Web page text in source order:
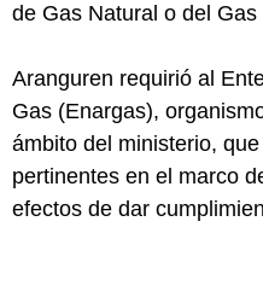
de Gas Natural o del
Aranguren requirió al
Gas (Enargas),
ámbito del ministerio,
pertinentes en el marco
efectos de dar